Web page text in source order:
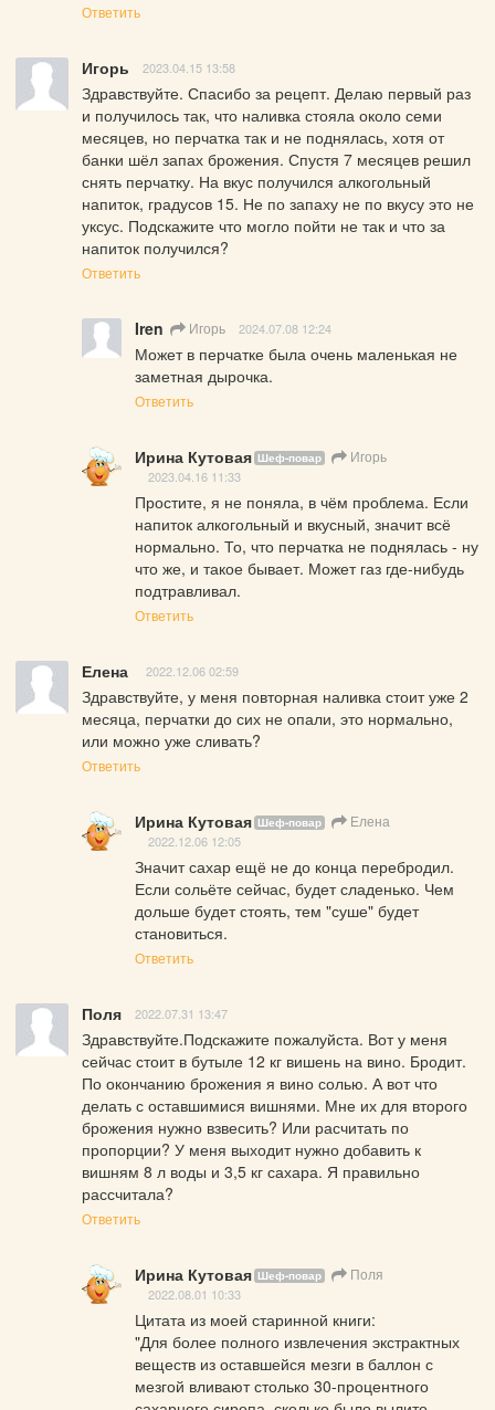
Ответить
Игорь 2023.04.15 13:58
Здравствуйте. Спасибо за рецепт. Делаю первый раз
и получилось так, что наливка стояла около семи
месяцев, но перчатка так и не поднялась, хотя от
банки шёл запах брожения. Спустя 7 месяцев решил
снять перчатку. На вкус получился алкогольный
напиток, градусов 15. Не по запаху не по вкусу это не
уксус. Подскажите что могло пойти не так и что за
напиток получился?
Ответить
Iren Игорь 2024.07.08 12:24
Может в перчатке была очень маленькая не
заметная дырочка.
Ответить
Ирина Кутовая Шеф-повар Игорь
2023.04.16 11:33
Простите, я не поняла, в чём проблема. Если
напиток алкогольный и вкусный, значит всё
нормально. То, что перчатка не поднялась - ну
что же, и такое бывает. Может газ где-нибудь
подтравливал.
Ответить
Елена 2022.12.06 02:59
Здравствуйте, у меня повторная наливка стоит уже 2
месяца, перчатки до сих не опали, это нормально,
или можно уже сливать?
Ответить
Ирина Кутовая Шеф-повар Елена
2022.12.06 12:05
Значит сахар ещё не до конца перебродил.
Если сольёте сейчас, будет сладенько. Чем
дольше будет стоять, тем "суше" будет
становиться.
Ответить
Поля 2022.07.31 13:47
Здравствуйте.Подскажите пожалуйста. Вот у меня
сейчас стоит в бутыле 12 кг вишень на вино. Бродит.
По окончанию брожения я вино солью. А вот что
делать с оставшимися вишнями. Мне их для второго
брожения нужно взвесить? Или расчитать по
пропорции? У меня выходит нужно добавить к
вишням 8 л воды и 3,5 кг сахара. Я правильно
рассчитала?
Ответить
Ирина Кутовая Шеф-повар Поля
2022.08.01 10:33
Цитата из моей старинной книги:
"Для более полного извлечения экстрактных
веществ из оставшейся мезги в баллон с
мезгой вливают столько 30-процентного